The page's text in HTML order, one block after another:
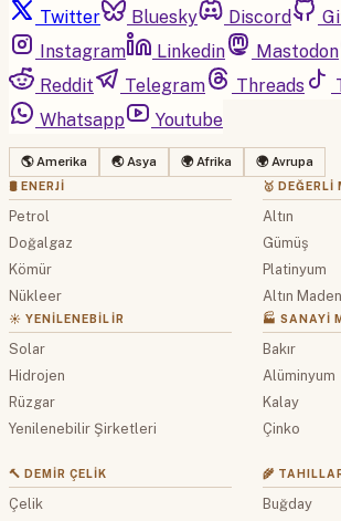
Twitter Bluesky Discord
Instagram
Linkedin Mastodon
Reddit
Telegram Threads
Whatsapp
Youtube
🌎 Amerika 🌏 Asya 🌍 Afrika 🌍 Avrupa
🛢 ENERJI
Petrol
Doğalgaz
Kömür
Nükleer
☀️ YENILENEBILIR
Solar
Hidrojen
Rüzgar
Yenilenebilir Şirketleri
🥇 DEĞERLI
Altın
Gümüş
Platinyum
Altın
🏭 SANAYI
Bakır
Alüminyum
Kalay
Çinko
🔨 DEMIR ÇELIK
Çelik
🌾
Buğday